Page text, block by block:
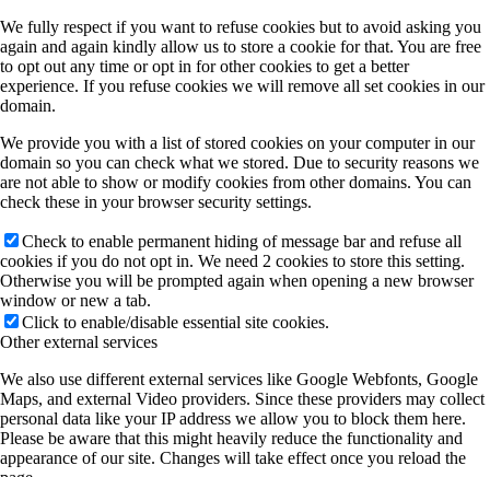
We fully respect if you want to refuse cookies but to avoid asking you
again and again kindly allow us to store a cookie for that. You are free
to opt out any time or opt in for other cookies to get a better
experience. If you refuse cookies we will remove all set cookies in our
domain.
We provide you with a list of stored cookies on your computer in our
domain so you can check what we stored. Due to security reasons we
are not able to show or modify cookies from other domains. You can
check these in your browser security settings.
Check to enable permanent hiding of message bar and refuse all
cookies if you do not opt in. We need 2 cookies to store this setting.
Otherwise you will be prompted again when opening a new browser
window or new a tab.
Click to enable/disable essential site cookies.
Other external services
We also use different external services like Google Webfonts, Google
Maps, and external Video providers. Since these providers may collect
personal data like your IP address we allow you to block them here.
Please be aware that this might heavily reduce the functionality and
appearance of our site. Changes will take effect once you reload the